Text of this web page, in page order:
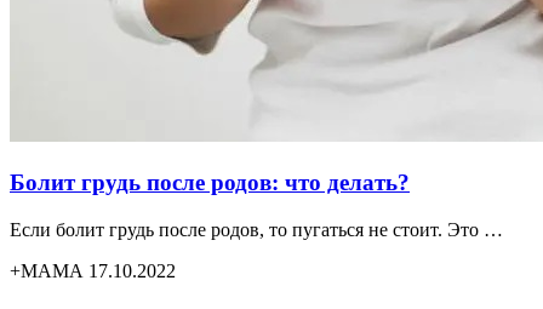
Болит грудь после родов: что делать?
Если болит грудь после родов, то пугаться не стоит. Это …
+МАМА 17.10.2022